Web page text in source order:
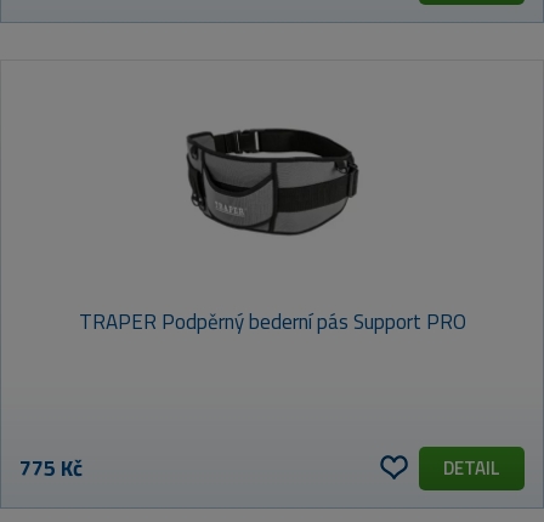
TRAPER Podpěrný bederní pás Support PRO
775 Kč DETAIL